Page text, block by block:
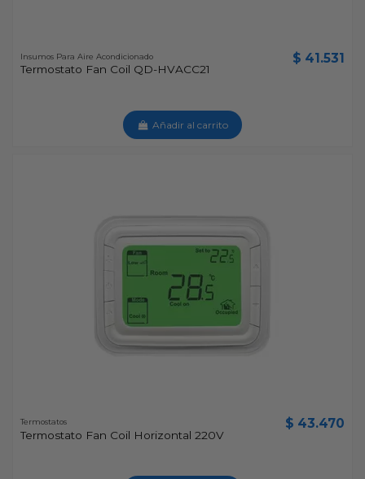
Insumos Para Aire Acondicionado
Termostato Fan Coil QD-HVACC21
$ 41.531
Añadir al carrito
Termostatos
Termostato Fan Coil Horizontal 220V
$ 43.470